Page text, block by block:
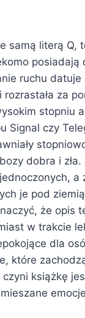
samą literą
ruchu
rozrastała za
stopniu
Signal czy
dobra i
je pod
że opis
w trakcie
dla
które
książkę